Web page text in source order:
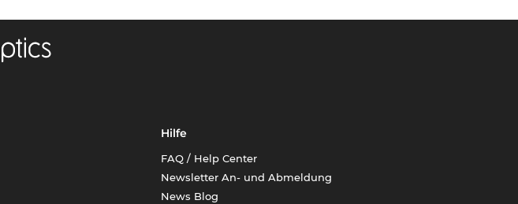
Hilfe
FAQ / Help Center
Newsletter An- und Abmeldung
News Blog